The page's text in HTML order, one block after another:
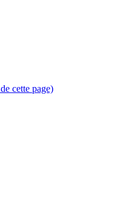
cette page)